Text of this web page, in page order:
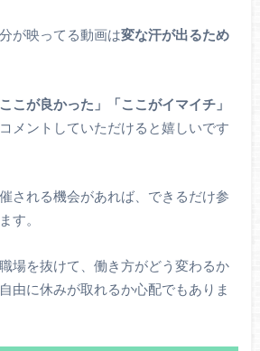
が映ってる動画は変な汗が出るため
ここが良かった」「ここがイマイチ」
メントしていただけると嬉しいです
される機会があれば、できるだけ参
す。
場を抜けて、働き方がどう変わるか
由に休みが取れるか心配でもありま